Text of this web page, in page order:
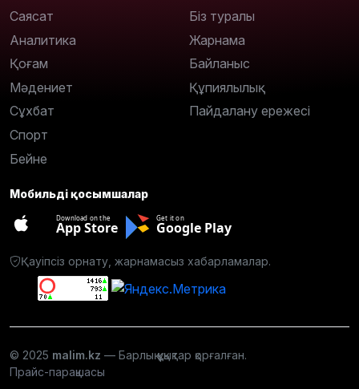
Саясат
Аналитика
Қоғам
Мәдениет
Сұхбат
Спорт
Бейне
Біз туралы
Жарнама
Байланыс
Құпиялылық
Пайдалану ережесі
Мобильді қосымшалар
Download on the
App Store
Get it on
Google Play
Қауіпсіз орнату, жарнамасыз хабарламалар.
© 2025 malim.kz — Барлық құқықтар қорғалған.
Прайс-парақшасы